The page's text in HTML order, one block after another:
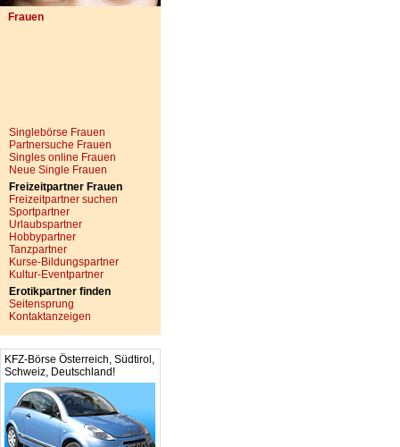
Frauen
Singlebörse Frauen
Partnersuche Frauen
Singles online Frauen
Neue Single Frauen
Freizeitpartner Frauen
Freizeitpartner suchen
Sportpartner
Urlaubspartner
Hobbypartner
Tanzpartner
Kurse-Bildungspartner
Kultur-Eventpartner
Erotikpartner finden
Seitensprung
Kontaktanzeigen
KFZ-Börse Österreich, Südtirol,
Schweiz, Deutschland!